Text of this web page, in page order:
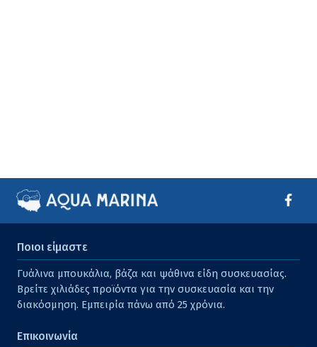
Ποιοι είμαστε
Γυάλινα μπουκάλια, βάζα και ψάθινα είδη συσκευασίας.
Βρείτε χιλιάδες προϊόντα για την συσκευασία και την
διακόσμηση. Εμπειρία πάνω από 25 χρόνια.
Επικοινωνία